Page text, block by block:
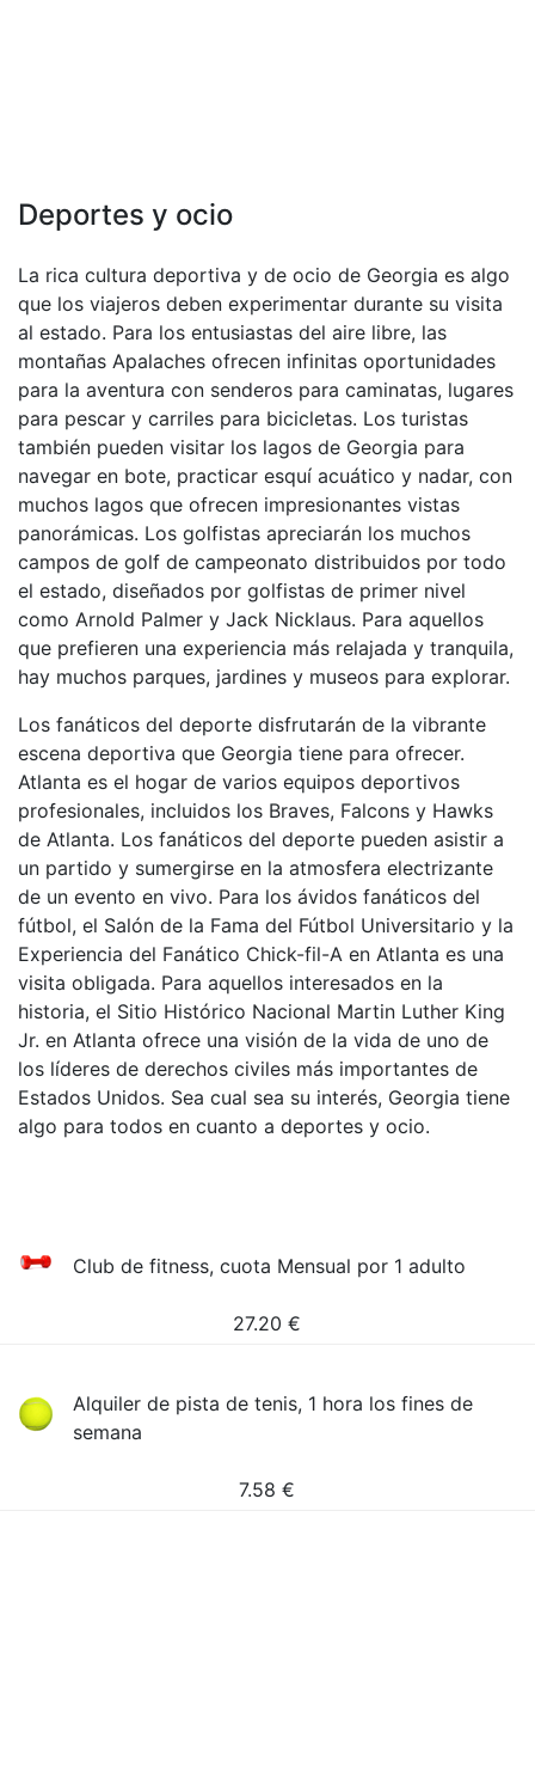
Deportes y ocio
La rica cultura deportiva y de ocio de Georgia es algo
que los viajeros deben experimentar durante su visita
al estado. Para los entusiastas del aire libre, las
montañas Apalaches ofrecen infinitas oportunidades
para la aventura con senderos para caminatas, lugares
para pescar y carriles para bicicletas. Los turistas
también pueden visitar los lagos de Georgia para
navegar en bote, practicar esquí acuático y nadar, con
muchos lagos que ofrecen impresionantes vistas
panorámicas. Los golfistas apreciarán los muchos
campos de golf de campeonato distribuidos por todo
el estado, diseñados por golfistas de primer nivel
como Arnold Palmer y Jack Nicklaus. Para aquellos
que prefieren una experiencia más relajada y tranquila,
hay muchos parques, jardines y museos para explorar.
Los fanáticos del deporte disfrutarán de la vibrante
escena deportiva que Georgia tiene para ofrecer.
Atlanta es el hogar de varios equipos deportivos
profesionales, incluidos los Braves, Falcons y Hawks
de Atlanta. Los fanáticos del deporte pueden asistir a
un partido y sumergirse en la atmosfera electrizante
de un evento en vivo. Para los ávidos fanáticos del
fútbol, el Salón de la Fama del Fútbol Universitario y la
Experiencia del Fanático Chick-fil-A en Atlanta es una
visita obligada. Para aquellos interesados en la
historia, el Sitio Histórico Nacional Martin Luther King
Jr. en Atlanta ofrece una visión de la vida de uno de
los líderes de derechos civiles más importantes de
Estados Unidos. Sea cual sea su interés, Georgia tiene
algo para todos en cuanto a deportes y ocio.
Club de fitness, cuota Mensual por 1 adulto
27.20 €
Alquiler de pista de tenis, 1 hora los fines de
semana
7.58 €